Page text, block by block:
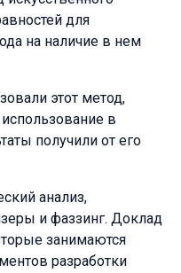
для
на наличие в нем
этот метод,
в
получили от его
анализ,
и фаззинг. Доклад
занимаются
разработки